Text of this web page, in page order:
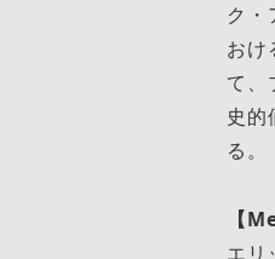
ク・
おけ
て、
史的
る。
【
エリ